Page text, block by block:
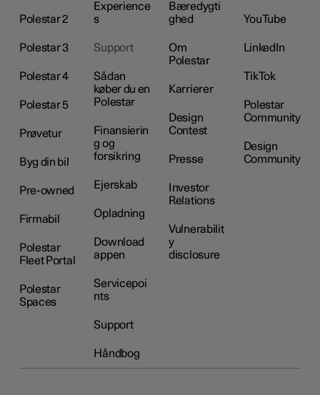
Polestar 2
Polestar 3
Polestar 4
Polestar 5
Prøvetur
Byg din bil
Pre-owned
Firmabil
Polestar
Fleet Portal
Polestar
Spaces
Experience
s
Support
Sådan
køber du en
Polestar
Finansierin
g og
forsikring
Ejerskab
Opladning
Download
appen
Servicepoi
nts
Support
Håndbog
Bæredygti
ghed
Om
Polestar
Karrierer
Design
Contest
Presse
Investor
Relations
Vulnerabilit
y
disclosure
YouTube
LinkedIn
TikTok
Polestar
Community
Design
Community